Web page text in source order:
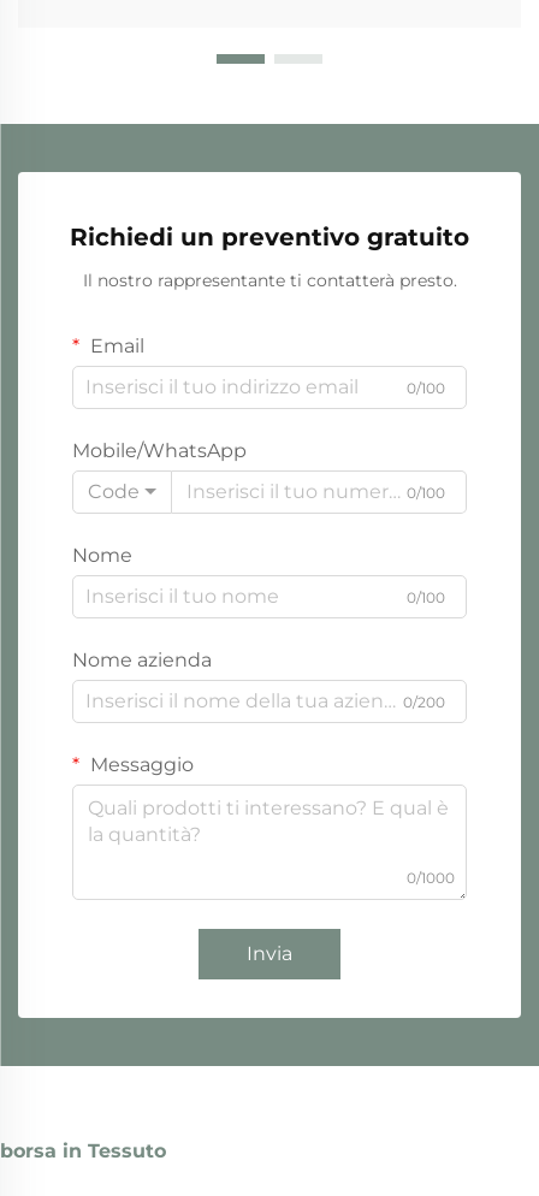
Richiedi un preventivo gratuito
Il nostro rappresentante ti contatterà presto.
Email
0/100
Mobile/WhatsApp
Code
0/100
Nome
0/100
Nome azienda
0/200
Messaggio
0/1000
Invia
borsa in Tessuto